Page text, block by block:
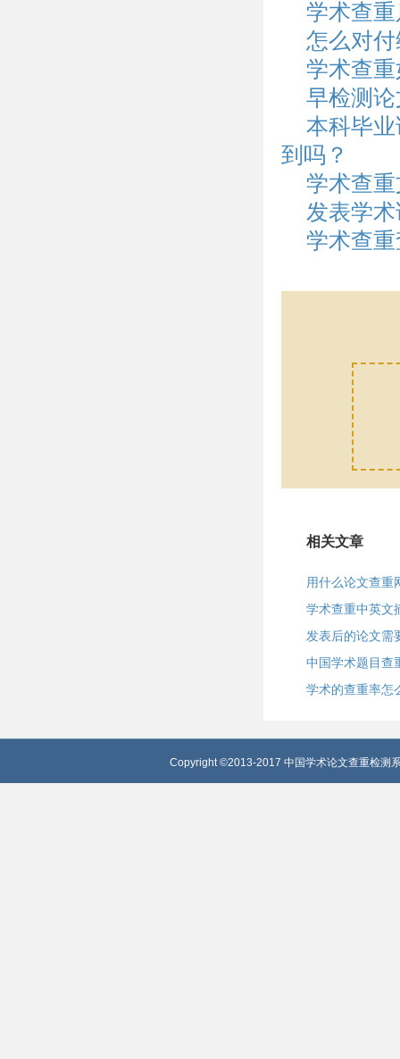
学术查
怎么对
学术查
早检测
本科毕
到吗？
学术查
发表学
学术查
相关文章
用什么论文查重
学术查重中英文
发表后的论文需
中国学术题目查
学术的查重率怎
Copyright ©2013-2017 中国学术论文查重检